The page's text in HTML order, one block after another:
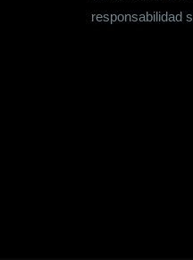
responsabilidad